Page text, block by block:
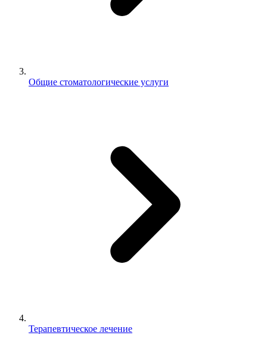
Общие стоматологические услуги
Терапевтическое лечение